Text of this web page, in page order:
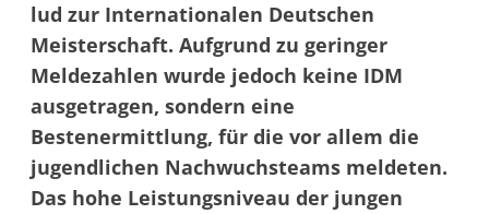
lud zur Internationalen Deutschen
Meisterschaft. Aufgrund zu geringer
Meldezahlen wurde jedoch keine IDM
ausgetragen, sondern eine
Bestenermittlung, für die vor allem die
jugendlichen Nachwuchsteams meldeten.
Das hohe Leistungsniveau der jungen